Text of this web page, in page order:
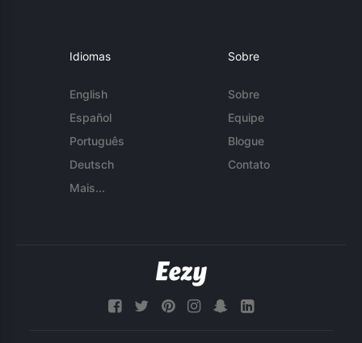
Idiomas
English
Español
Português
Deutsch
Mais...
Sobre
Sobre
Equipe
Blogue
Contato